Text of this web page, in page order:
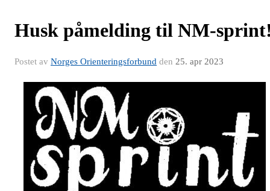
Husk påmelding til NM-
Postet av Norges Orienteringsforbund den 25. apr 2023